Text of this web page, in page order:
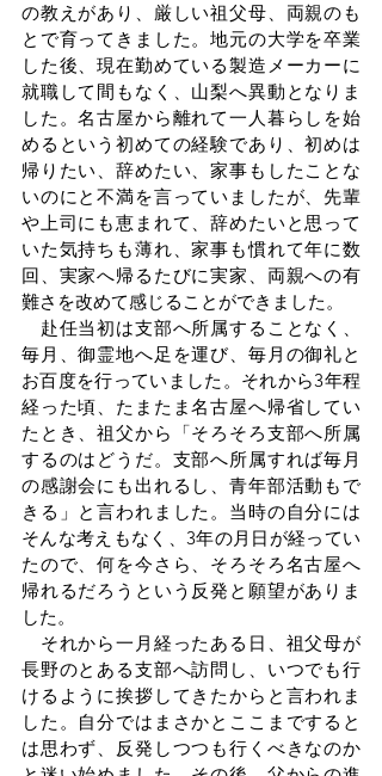
の教えがあり、厳しい祖父母、両親のも
とで育ってきました。地元の大学を卒業
した後、現在勤めている製造メーカーに
就職して間もなく、山梨へ異動となりま
した。名古屋から離れて一人暮らしを始
めるという初めての経験であり、初めは
帰りたい、辞めたい、家事もしたことな
いのにと不満を言っていましたが、先輩
や上司にも恵まれて、辞めたいと思って
いた気持ちも薄れ、家事も慣れて年に数
回、実家へ帰るたびに実家、両親への有
難さを改めて感じることができました。
赴任当初は支部へ所属することなく、
毎月、御霊地へ足を運び、毎月の御礼と
お百度を行っていました。それから3年程
経った頃、たまたま名古屋へ帰省してい
たとき、祖父から「そろそろ支部へ所属
するのはどうだ。支部へ所属すれば毎月
の感謝会にも出れるし、青年部活動もで
きる」と言われました。当時の自分には
そんな考えもなく、3年の月日が経ってい
たので、何を今さら、そろそろ名古屋へ
帰れるだろうという反発と願望がありま
した。
それから一月経ったある日、祖父母が
長野のとある支部へ訪問し、いつでも行
けるように挨拶してきたからと言われま
した。自分ではまさかとここまですると
は思わず、反発しつつも行くべきなのか